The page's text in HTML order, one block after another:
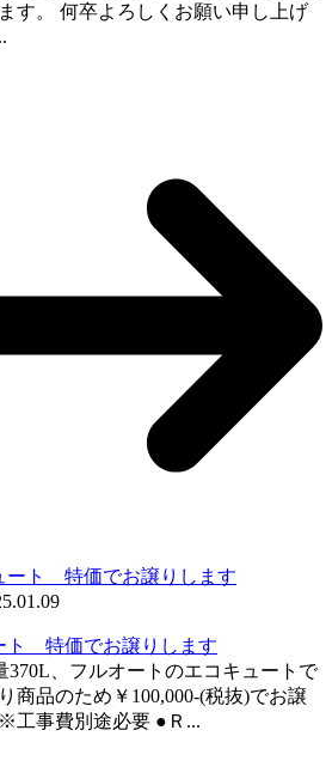
す。 何卒よろしくお願い申し上げ
ト 特価でお譲りします
370L、フルオートのエコキュートで
商品のため￥100,000-(税抜)でお譲
工事費別途必要 ●Ｒ...